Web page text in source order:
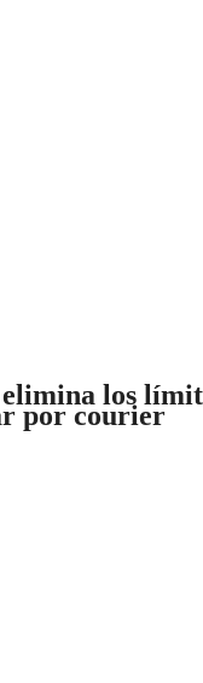
los
por courier